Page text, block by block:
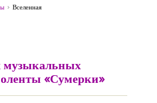
Вселенная
музыкальных
«Сумерки»